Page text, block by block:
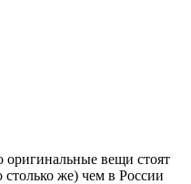
вещи стоят
же) чем в России